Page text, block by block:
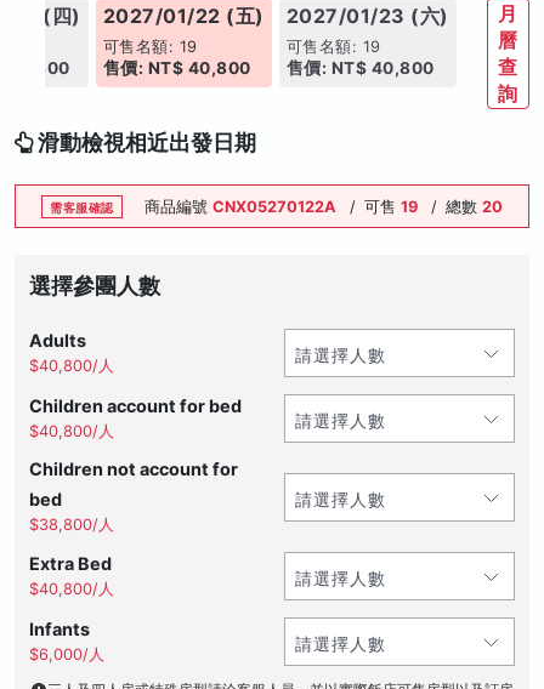
21 (四)
40,800
2027/01/22 (五)
可售名額: 19
售價: NT$ 40,800
2027/01/23 (六)
可售名額: 19
售價: NT$ 40,800
月
曆
查
詢
滑動檢視相近出發日期
需客服確認 商品編號 CNX05270122A / 可售 19 / 總數 20
選擇參團人數
Adults
$40,800/人
Children account for bed
$40,800/人
Children not account for
bed
$38,800/人
Extra Bed
$40,800/人
Infants
$6,000/人